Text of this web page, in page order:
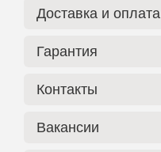
Доставка и оплата
Гарантия
Контакты
Вакансии